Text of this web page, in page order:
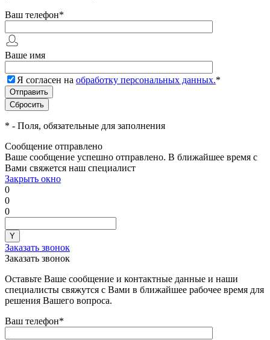
Ваш телефон*
Ваше имя
Я согласен на обработку персональных данных.*
* - Поля, обязательные для заполнения
Сообщение отправлено
Ваше сообщение успешно отправлено. В ближайшее время с
Вами свяжется наш специалист
Закрыть окно
0
0
0
Заказать звонок
Заказать звонок
Оставьте Ваше сообщение и контактные данные и наши
специалисты свяжутся с Вами в ближайшее рабочее время для
решения Вашего вопроса.
Ваш телефон*